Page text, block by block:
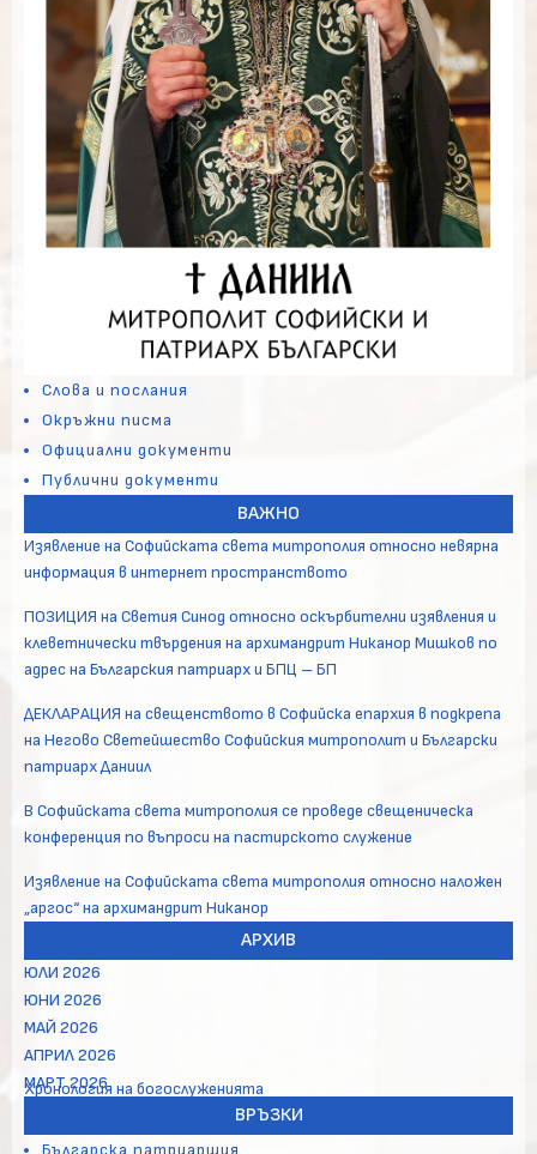
Слова и послания
Окръжни писма
Официални документи
Публични документи
ВАЖНО
Изявление на Софийската света митрополия относно невярна
информация в интернет пространството
ПОЗИЦИЯ на Светия Синод относно оскърбителни изявления и
клеветнически твърдения на архимандрит Никанор Мишков по
адрес на Българския патриарх и БПЦ – БП
ДЕКЛАРАЦИЯ на свещенството в Софийска епархия в подкрепа
на Негово Светейшество Софийския митрополит и Български
патриарх Даниил
В Софийската света митрополия се проведе свещеническа
конференция по въпроси на пастирското служение
Изявление на Софийската света митрополия относно наложен
„аргос“ на архимандрит Никанор
АРХИВ
ЮЛИ 2026
ЮНИ 2026
МАЙ 2026
АПРИЛ 2026
МАРТ 2026
Хронология на богослуженията
ВРЪЗКИ